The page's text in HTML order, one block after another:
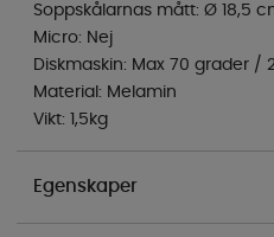
Soppskålarnas mått: Ø 18,5
Micro: Nej
Diskmaskin: Max 70 grader /
Material: Melamin
Vikt: 1,5kg
Egenskaper